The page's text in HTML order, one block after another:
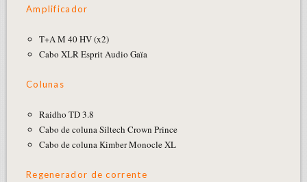
Amplificador
T+A M 40 HV (x2)
Cabo XLR Esprit Audio Gaïa
Colunas
Raidho TD 3.8
Cabo de coluna Siltech Crown Prince
Cabo de coluna Kimber Monocle XL
Regenerador de corrente